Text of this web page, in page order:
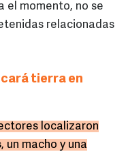
el momento, no se
relacionadas
tierra en
localizaron
, un macho y una